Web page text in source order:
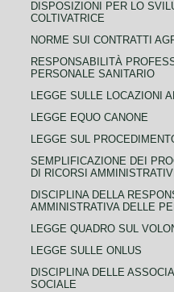
DISPOSIZIONI PER LO
COLTIVATRICE
NORME SUI CONTRATTI
RESPONSABILITÀ
PERSONALE SANITARIO
LEGGE SULLE LOCAZIONI
LEGGE EQUO CANONE
LEGGE SUL
SEMPLIFICAZIONE DEI
DI RICORSI AMMINISTRATIVI
DISCIPLINA DELLA
AMMINISTRATIVA DELLE
LEGGE QUADRO SUL
LEGGE SULLE ONLUS
DISCIPLINA DELLE
SOCIALE